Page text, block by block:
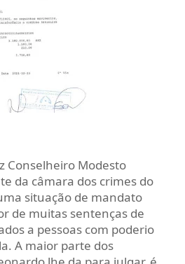
Conselheiro Modesto
da câmara dos crimes do
situação de mandato
de muitas sentenças de
a pessoas com poderio
A maior parte dos